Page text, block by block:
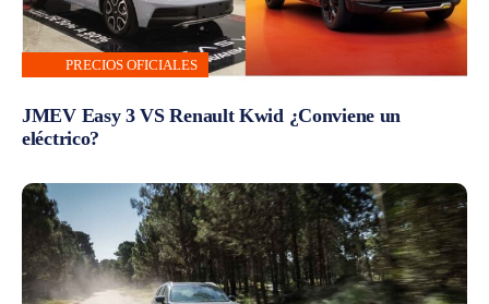
PRECIOS OFICIALES
JMEV Easy 3 VS Renault Kwid ¿Conviene un
eléctrico?